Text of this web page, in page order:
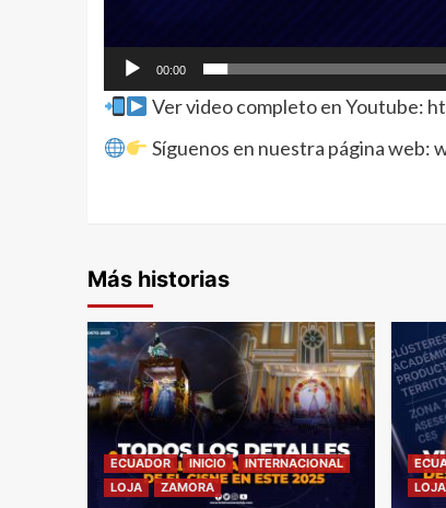
00:00
Ver video completo en Youtube:
Síguenos en nuestra página web:
Más historias
ECUADOR INICIO
INTERNACIONAL
LOJA
ZAMORA
LOJA